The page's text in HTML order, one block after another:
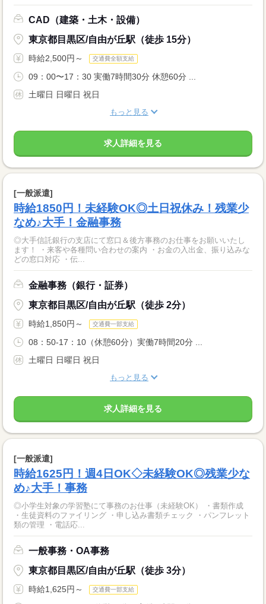
CAD（建築・土木・設備）
東京都目黒区/自由が丘駅（徒歩 15分）
時給2,500円～ 交通費全額支給
09：00〜17：30 実働7時間30分 休憩60分 ...
土曜日 日曜日 祝日
もっと見る
求人詳細を見る
[一般派遣]
時給1850円！未経験OK◎土日祝休み！残業少
なめ♪大手！金融事務
◎大手信託銀行の支店にて窓口＆後方事務のお仕事をお願いいたし
ます！ ・来客や各種問い合わせの案内 ・お金の入出金、振り込みな
どの窓口対応 ・伝...
金融事務（銀行・証券）
東京都目黒区/自由が丘駅（徒歩 2分）
時給1,850円～ 交通費一部支給
08：50-17：10（休憩60分）実働7時間20分 ...
土曜日 日曜日 祝日
もっと見る
求人詳細を見る
[一般派遣]
時給1625円！週4日OK◇未経験OK◎残業少な
め♪大手！事務
◎小学生対象の学習塾にて事務のお仕事（未経験OK） ・書類作成
・生徒資料のファイリング ・申し込み書類チェック ・パンフレット
類の管理 ・電話応...
一般事務・OA事務
東京都目黒区/自由が丘駅（徒歩 3分）
時給1,625円～ 交通費一部支給